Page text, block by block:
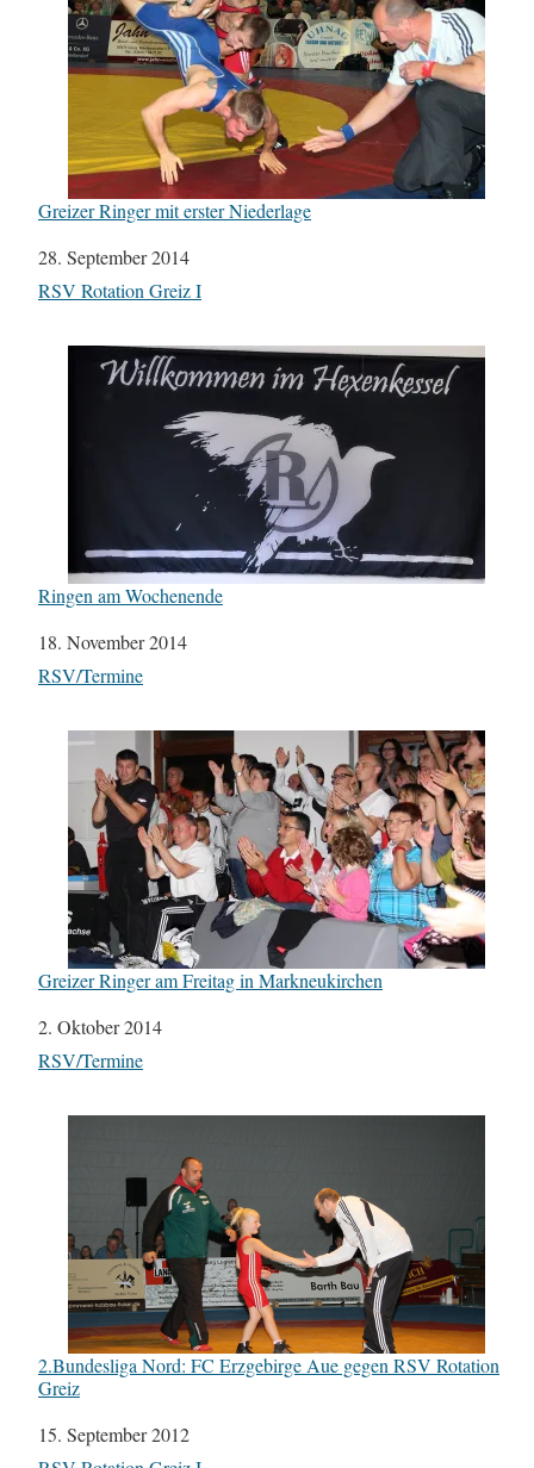
Greizer Ringer mit erster Niederlage
Datum
28. September 2014
In Bezug auf
RSV Rotation Greiz I
Ringen am Wochenende
Datum
18. November 2014
In Bezug auf
RSV/Termine
Greizer Ringer am Freitag in Markneukirchen
Datum
2. Oktober 2014
In Bezug auf
RSV/Termine
2.Bundesliga Nord: FC Erzgebirge Aue gegen RSV Rotation
Greiz
Datum
15. September 2012